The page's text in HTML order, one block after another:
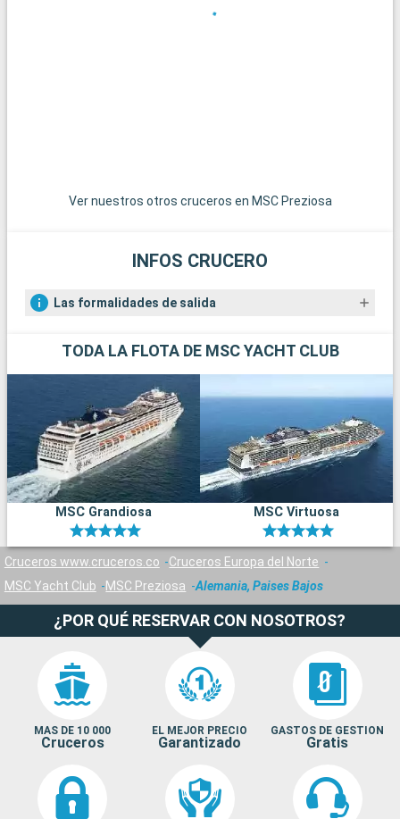
Ver nuestros otros cruceros en MSC Preziosa
INFOS CRUCERO
Las formalidades de salida
TODA LA FLOTA DE MSC YACHT CLUB
MSC Grandiosa MSC Virtuosa
Cruceros www.cruceros.co
Cruceros Europa del Norte
MSC Yacht Club
MSC Preziosa Alemania, Paises Bajos
¿POR QUÉ RESERVAR CON NOSOTROS?
MAS DE 10 000
Cruceros
EL MEJOR PRECIO
Garantizado
GASTOS DE GESTION
Gratis